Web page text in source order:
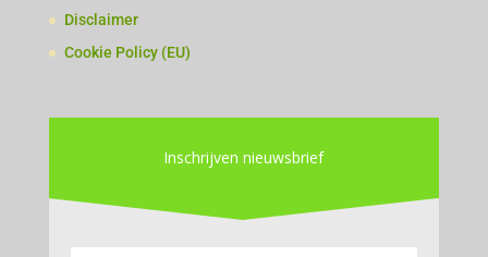
Disclaimer
Cookie Policy (EU)
Inschrijven nieuwsbrief